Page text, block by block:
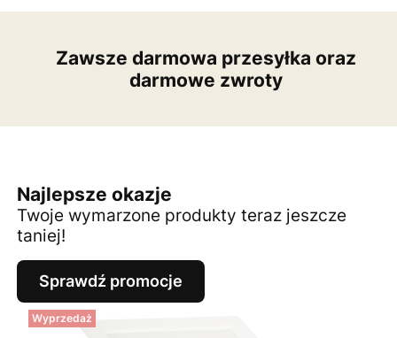
Zawsze darmowa przesyłka oraz
darmowe zwroty
Najlepsze okazje
Twoje wymarzone produkty teraz jeszcze
taniej!
Sprawdź promocje
Wyprzedaż